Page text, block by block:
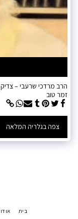
הרב מרדכי שרעבי – צדיק
זמר טוב
צפה בגלריה המלאה
בית